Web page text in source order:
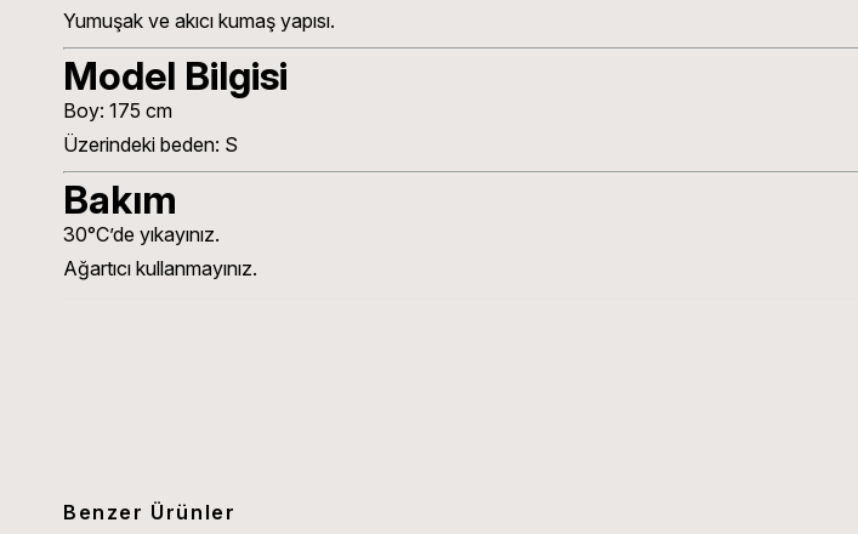
Yumuşak ve akıcı kumaş yapısı.
Model Bilgisi
Boy: 175 cm
Üzerindeki beden: S
Bakım
30°C’de yıkayınız.
Ağartıcı kullanmayınız.
Benzer Ürünler